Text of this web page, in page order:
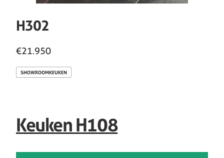
H302
€21.950
SHOWROOMKEUKEN
Keuken H108